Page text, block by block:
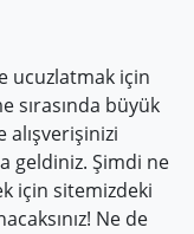
ucuzlatmak için
sırasında büyük
geldiniz. Şimdi ne
için sitemizdeki
Ne de